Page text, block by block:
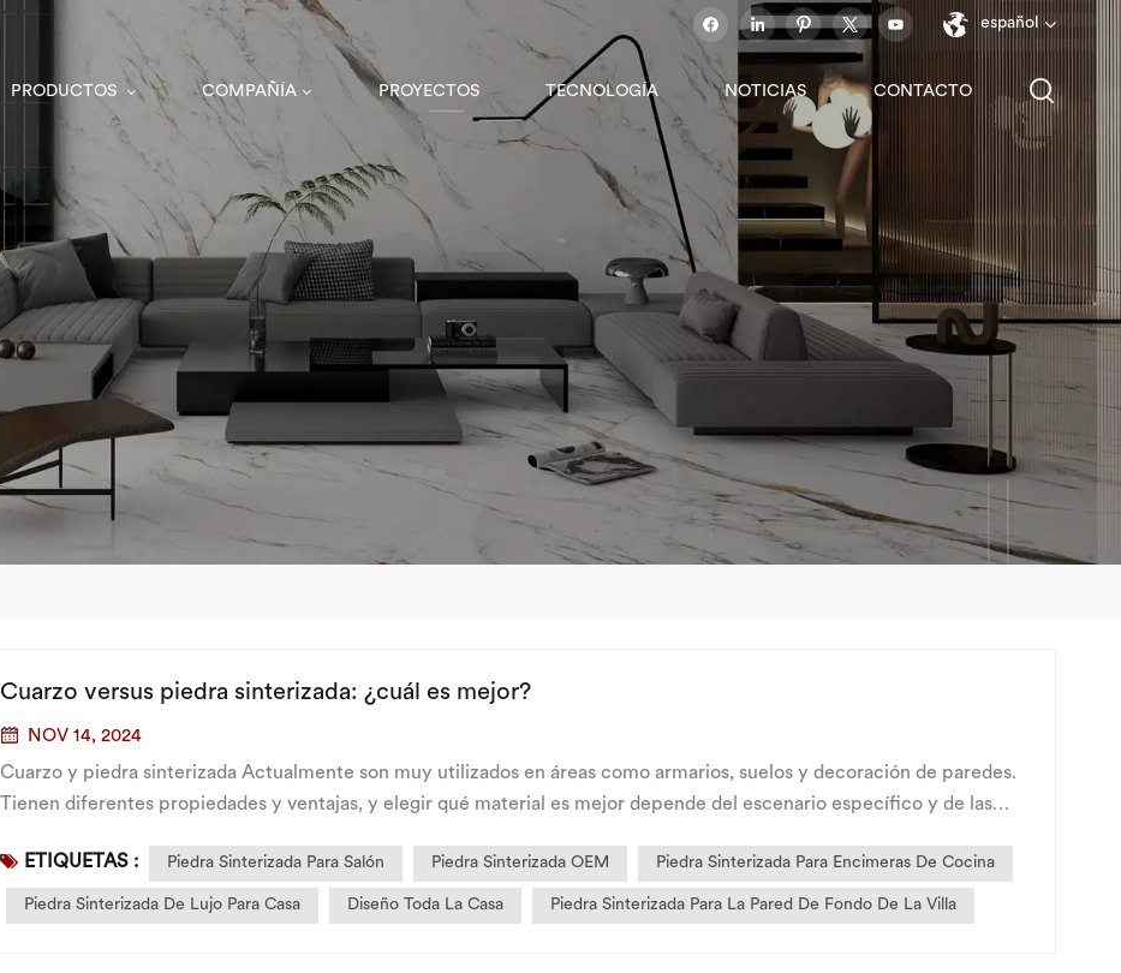
español
español
PRODUCTOS COMPAÑÍA PROYECTOS TECNOLOGÍA NOTICIAS CONTACTO
Cuarzo versus piedra sinterizada: ¿cuál es mejor?
NOV 14, 2024
Cuarzo y piedra sinterizada Actualmente son muy utilizados en áreas como armarios, suelos y decoración de paredes.
Tienen diferentes propiedades y ventajas, y elegir qué material es mejor depende del escenario específico y de las
ETIQUETAS :
Piedra Sinterizada Para Salón Piedra Sinterizada OEM Piedra Sinterizada Para Encimeras De Cocina
Piedra Sinterizada De Lujo Para Casa Diseño Toda La Casa Piedra Sinterizada Para La Pared De Fondo De La Villa